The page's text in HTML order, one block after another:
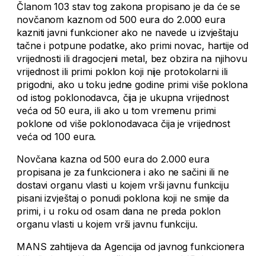
Članom 103 stav tog zakona propisano je da će se
novčanom kaznom od 500 eura do 2.000 eura
kazniti javni funkcioner ako ne navede u izvještaju
tačne i potpune podatke, ako primi novac, hartije od
vrijednosti ili dragocjeni metal, bez obzira na njihovu
vrijednost ili primi poklon koji nije protokolarni ili
prigodni, ako u toku jedne godine primi više poklona
od istog poklonodavca, čija je ukupna vrijednost
veća od 50 eura, ili ako u tom vremenu primi
poklone od više poklonodavaca čija je vrijednost
veća od 100 eura.
Novčana kazna od 500 eura do 2.000 eura
propisana je za funkcionera i ako ne sačini ili ne
dostavi organu vlasti u kojem vrši javnu funkciju
pisani izvještaj o ponudi poklona koji ne smije da
primi, i u roku od osam dana ne preda poklon
organu vlasti u kojem vrši javnu funkciju.
MANS zahtijeva da Agencija od javnog funkcionera